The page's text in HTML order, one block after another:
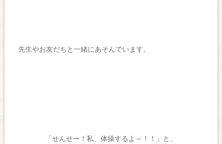
先生やお友だちと一緒にあそんでいます。
「せんせー！私、体操するよ～！！」と、